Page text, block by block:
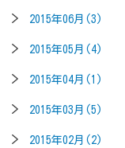
2015年06月(3)
2015年05月(4)
2015年04月(1)
2015年03月(5)
2015年02月(2)